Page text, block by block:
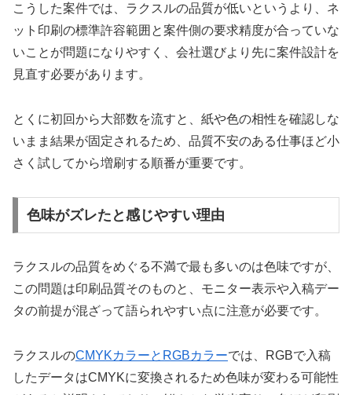
こうした案件では、ラクスルの品質が低いというより、ネ
ット印刷の標準許容範囲と案件側の要求精度が合っていな
いことが問題になりやすく、会社選びより先に案件設計を
見直す必要があります。
とくに初回から大部数を流すと、紙や色の相性を確認しな
いまま結果が固定されるため、品質不安のある仕事ほど小
さく試してから増刷する順番が重要です。
色味がズレたと感じやすい理由
ラクスルの品質をめぐる不満で最も多いのは色味ですが、
この問題は印刷品質そのものと、モニター表示や入稿デー
タの前提が混ざって語られやすい点に注意が必要です。
ラクスルのCMYKカラーとRGBカラーでは、RGBで入稿
したデータはCMYKに変換されるため色味が変わる可能性